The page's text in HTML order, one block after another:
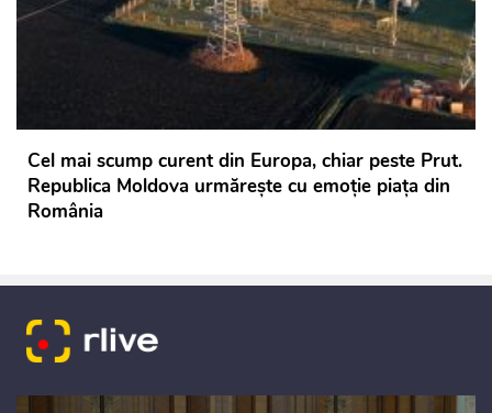
Cel mai scump curent din Europa, chiar peste Prut.
Republica Moldova urmărește cu emoție piața din
România